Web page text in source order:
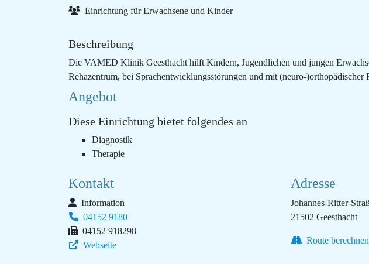
Einrichtung für Erwachsene und Kinder
Beschreibung
Die VAMED Klinik Geesthacht hilft Kindern, Jugendlichen und jungen
Rehazentrum, bei Sprachentwicklungsstörungen und mit (neuro-)orthopädischer
Angebot
Diese Einrichtung bietet folgendes an
Diagnostik
Therapie
Kontakt
Information
04152 9180
04152 918298
Webseite
Adresse
Johannes-Ritter-
21502 Geesthacht
Route berechnen